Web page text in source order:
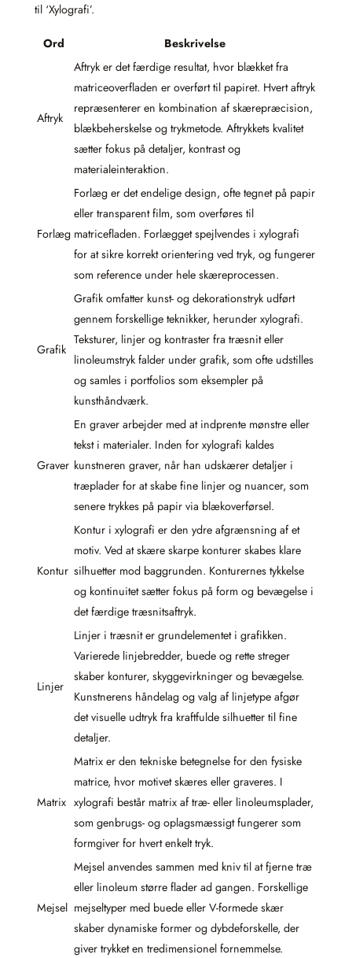
til ‘Xylografi’.
Ord Beskrivelse
Aftryk
Aftryk er det færdige resultat, hvor blækket fra
matriceoverfladen er overført til papiret. Hvert aftryk
repræsenterer en kombination af skærepræcision,
blækbeherskelse og trykmetode. Aftrykkets kvalitet
sætter fokus på detaljer, kontrast og
materialeinteraktion.
Forlæg
Forlæg er det endelige design, ofte tegnet på papir
eller transparent film, som overføres til
matricefladen. Forlægget spejlvendes i xylografi
for at sikre korrekt orientering ved tryk, og fungerer
som reference under hele skæreprocessen.
Grafik
Grafik omfatter kunst- og dekorationstryk udført
gennem forskellige teknikker, herunder xylografi.
Teksturer, linjer og kontraster fra træsnit eller
linoleumstryk falder under grafik, som ofte udstilles
og samles i portfolios som eksempler på
kunsthåndværk.
Graver
En graver arbejder med at indprente mønstre eller
tekst i materialer. Inden for xylografi kaldes
kunstneren graver, når han udskærer detaljer i
træplader for at skabe fine linjer og nuancer, som
senere trykkes på papir via blækoverførsel.
Kontur
Kontur i xylografi er den ydre afgrænsning af et
motiv. Ved at skære skarpe konturer skabes klare
silhuetter mod baggrunden. Konturernes tykkelse
og kontinuitet sætter fokus på form og bevægelse i
det færdige træsnitsaftryk.
Linjer
Linjer i træsnit er grundelementet i grafikken.
Varierede linjebredder, buede og rette streger
skaber konturer, skyggevirkninger og bevægelse.
Kunstnerens håndelag og valg af linjetype afgør
det visuelle udtryk fra kraftfulde silhuetter til fine
detaljer.
Matrix
Matrix er den tekniske betegnelse for den fysiske
matrice, hvor motivet skæres eller graveres. I
xylografi består matrix af træ- eller linoleumsplader,
som genbrugs- og oplagsmæssigt fungerer som
formgiver for hvert enkelt tryk.
Mejsel
Mejsel anvendes sammen med kniv til at fjerne træ
eller linoleum større flader ad gangen. Forskellige
mejseltyper med buede eller V-formede skær
skaber dynamiske former og dybdeforskelle, der
giver trykket en tredimensionel fornemmelse.